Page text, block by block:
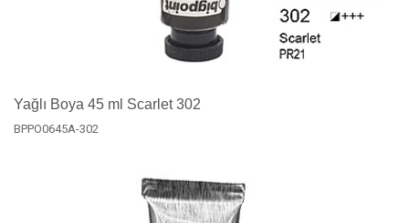
Yağlı Boya 45 ml Scarlet 302
BPPO0645A-302